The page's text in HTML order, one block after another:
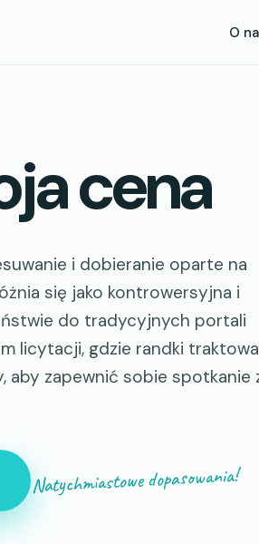
O
cena
i dobieranie oparte na
się jako kontrowersyjna i
do tradycyjnych portali
licytacji, gdzie randki
aby zapewnić sobie spotkanie
Natychmiastowe dopasowania!